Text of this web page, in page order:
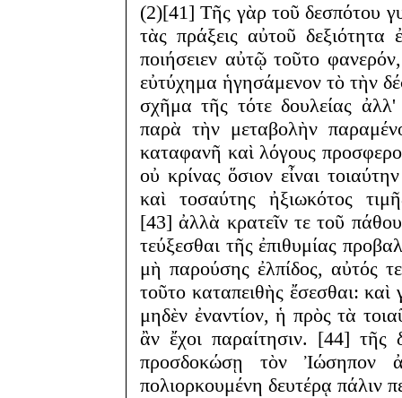
(2)[41] Τῆς γὰρ τοῦ δεσπότου
τὰς πράξεις αὐτοῦ δεξιότητα
ποιήσειεν αὐτῷ τοῦτο
εὐτύχημα ἡγησάμενον τὸ τὴν
σχῆμα τῆς τότε δουλείας
παρὰ τὴν μεταβολὴν
καταφανῆ καὶ λόγους
οὐ κρίνας ὅσιον εἶναι
καὶ τοσαύτης ἠξιωκότος
[43] ἀλλὰ κρατεῖν τε τοῦ
τεύξεσθαι τῆς ἐπιθυμίας
μὴ παρούσης ἐλπίδος, αὐτός
τοῦτο καταπειθὴς ἔσεσθαι: καὶ
μηδὲν ἐναντίον, ἡ πρὸς τὰ
ἂν ἔχοι παραίτησιν. [44] τῆς
προσδοκώσῃ τὸν Ἰώσηπον
πολιορκουμένη δευτέρᾳ πάλιν